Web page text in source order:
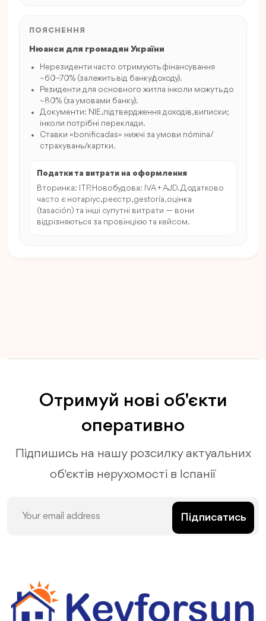
ПОЯСНЕННЯ
Нюанси для громадян України
Нерезиденти часто отримують фінансування
~60–70% (залежить від банку/доходу).
Резиденти для основного житла інколи можуть до
~80% (за умовами банку).
Документи: NIE, підтвердження доходів, виписки;
інколи потрібні переклади.
Ставки «bonificadas» нижчі за умови nómina/
страхувань/картки.
Податки та витрати на оформлення
Вторинка: ITP. Новобудова: IVA + AJD. Додатково
часто є нотаріус, реєстр, gestoría, оцінка
(tasación) та інші супутні витрати — вони
відрізняються за провінцією та кейсом.
Отримуй нові об'єкти
оперативно
Підпишись на нашу розсилку актуальних
об'єктів нерухомості в Іспанії
Підписатись